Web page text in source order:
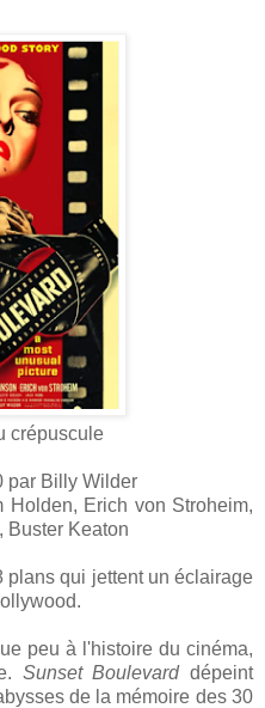
crépuscule
par Billy Wilder
Erich von Stroheim,
Buster Keaton
qui jettent un éclairage
peu à l'histoire du cinéma,
Sunset Boulevarddépeint
de la mémoire des 30